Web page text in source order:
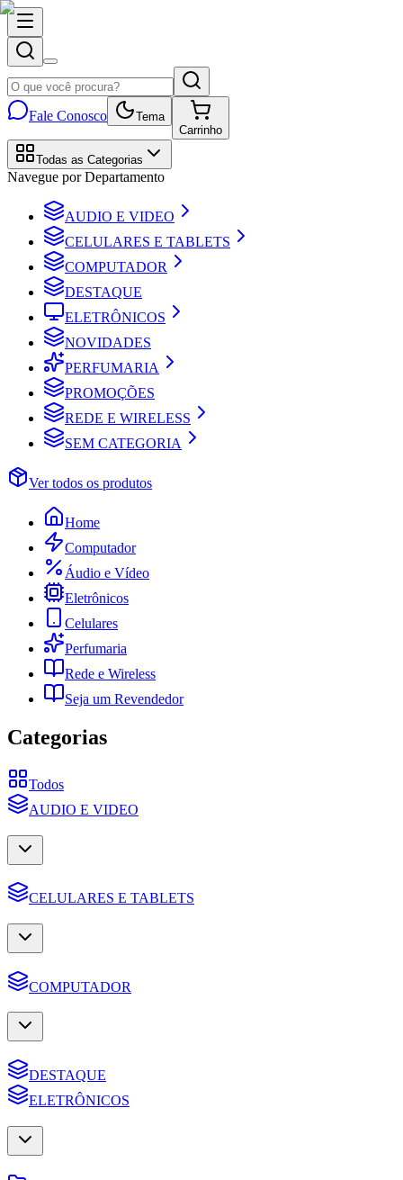
Fale Conosco
Tema
Carrinho
Todas as Categorias
Navegue por Departamento
AUDIO E VIDEO
CELULARES E TABLETS
COMPUTADOR
DESTAQUE
ELETRÔNICOS
NOVIDADES
PERFUMARIA
PROMOÇÕES
REDE E WIRELESS
SEM CATEGORIA
Ver todos os produtos
Home
Computador
Áudio e Vídeo
Eletrônicos
Celulares
Perfumaria
Rede e Wireless
Seja um Revendedor
Categorias
Todos
AUDIO E VIDEO
CELULARES E TABLETS
COMPUTADOR
DESTAQUE
ELETRÔNICOS